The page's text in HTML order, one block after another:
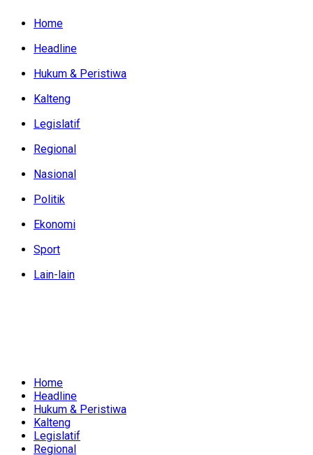
Home
Headline
Hukum & Peristiwa
Kalteng
Legislatif
Regional
Nasional
Politik
Ekonomi
Sport
Lain-lain
Home
Headline
Hukum & Peristiwa
Kalteng
Legislatif
Regional